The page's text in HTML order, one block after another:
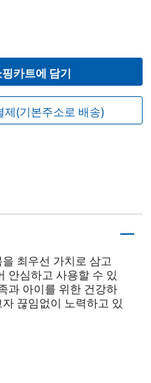
핑카트에 담기
제(기본주소로 배송)
최우선 가치로 삼고
안심하고 사용할 수 있
과 아이를 위한 건강하
끊임없이 노력하고 있